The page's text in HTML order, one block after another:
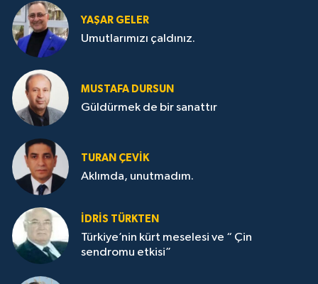
YAŞAR GELER
Umutlarımızı çaldınız.
MUSTAFA DURSUN
Güldürmek de bir sanattır
TURAN ÇEVİK
Aklımda, unutmadım.
İDRİS TÜRKTEN
Türkiye’nin kürt meselesi ve “ Çin
sendromu etkisi”